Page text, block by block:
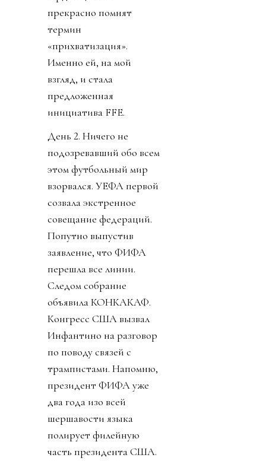
прекрасно помнят
термин
«прихватизация».
Именно ей, на мой
взгляд, и стала
предложенная
инициатива FFE.
День 2. Ничего не
подозревавший обо всем
этом футбольный мир
взорвался. УЕФА первой
созвала экстренное
совещание федераций.
Попутно выпустив
заявление, что ФИФА
перешла все линии.
Следом собрание
объявила КОНКАКАФ.
Конгресс США вызвал
Инфантино на разговор
по поводу связей с
трампистами. Напомню,
президент ФИФА уже
два года изо всей
шершавости языка
полирует филейную
часть президента США.